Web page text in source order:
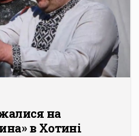
на
в Хотині